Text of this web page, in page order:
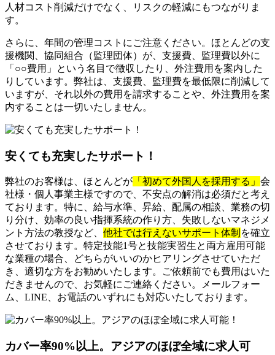
人材コスト削減だけでなく、リスクの軽減にもつながりま
す。
さらに、年間の管理コストにご注意ください。ほとんどの支
援機関、協同組合（監理団体）が、支援費、監理費以外に
「○○費用」という名目で徴収したり、外注費用を案内した
りしています。弊社は、支援費、監理費を最低限に削減して
いますが、それ以外の費用を請求することや、外注費用を案
内することは一切いたしません。
安くても充実したサポート！
弊社のお客様は、ほとんどが 「初めて外国人を採用する」 会
社様・個人事業主様ですので、不安点の解消は必須だと考え
ております。特に、給与水準、昇給、配属の相談、業務の切
り分け、効率の良い指揮系統の作り方、失敗しないマネジメ
ント方法の教授など、 他社では行えないサポート体制 を確立
させております。特定技能1号と技能実習生と両方雇用可能
な業種の場合、どちらがいいのかヒアリングさせていただ
き、適切な方をお勧めいたします。ご依頼前でも費用はいた
だきませんので、お気軽にご連絡ください。メールフォー
ム、LINE、お電話のいずれにも対応いたしております。
カバー率90%以上。アジアのほぼ全域に求人可